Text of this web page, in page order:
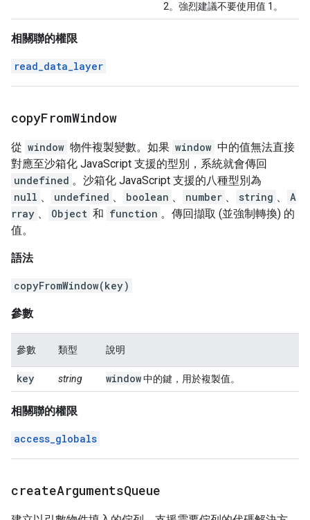
2。強烈建議不要使用值 1。
相關聯的權限
read_data_layer
copyFromWindow
從 window 物件複製變數。如果 window 中的值無法直接
對應至沙箱化 JavaScript 支援的型別，系統就會傳回
undefined 。沙箱化 JavaScript 支援的八種型別為
null 、 undefined 、 boolean 、 number 、 string 、
A
rray 、 Object 和 function 。傳回擷取 (並強制轉換) 的
值。
語法
copyFromWindow(key)
參數
參數 類型 說明
key string window中的鍵，用於複製值。
相關聯的權限
access_globals
createArgumentsQueue